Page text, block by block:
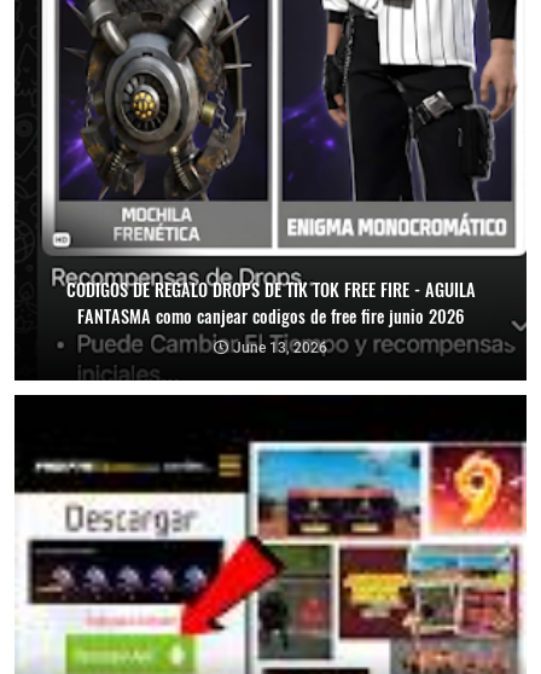
CODIGOS DE REGALO DROPS DE TIK TOK FREE FIRE - AGUILA
FANTASMA como canjear codigos de free fire junio 2026
June 13, 2026